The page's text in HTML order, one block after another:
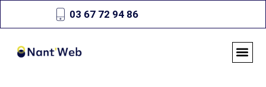
03 67 72 94 86